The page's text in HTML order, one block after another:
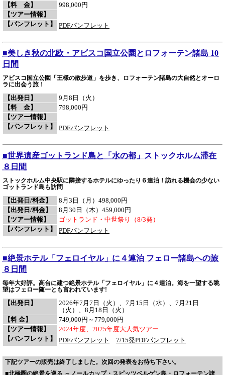
間』
の催行が決定しました。(1/14付)
催行決定
3/20発『～青く輝く氷の洞窟・スーパーブルーも訪れる～ アイスラン
新発表！
北極圏の絶景を巡る～ノールカップ・スピッツベルゲン島・ロフォー
テン諸島～ 11日間
新発表！
白夜のノールカップと４大フィヨルド 15日間
新発表！
絶景ホテル「フェロイヤル」に４連泊 フェロー諸島への旅 ８日間
7/7・7/21・8/18発 （12/18付）
【料 金】
998,000円
【ツアー情報】
【パンフレット】
PDFパンフレット
■美しき秋の北欧・アビスコ国立公園とロフォーテン諸島 10
日間
アビスコ国立公園「王様の散歩道」を歩き、ロフォーテン諸島の大自然とオーロ
ラに出会う旅！
【出発日】
9月8日（火）
【料 金】
798,000円
【ツアー情報】
【パンフレット】
PDFパンフレット
■世界遺産ゴットランド島と「水の都」ストックホルム滞在
８日間
ストックホルム中央駅に隣接するホテルにゆったり６連泊！訪れる機会の少ない
ゴットランド島も訪問
【出発日/料金】
8月3日（月）498,000円
【出発日/料金】
8月30日（木）459,000円
【ツアー情報】
ゴットランド・中世祭り（8/3発）
【パンフレット】
PDFパンフレット
■絶景ホテル「フェロイヤル」に４連泊 フェロー諸島への旅
８日間
毎年大好評。高台に建つ絶景ホテル「フェロイヤル」に４連泊。海を一望する眺
望はフェロー随一とも言われています!
【出発日】
2026年7月7日（火）、7月15日（水）、7月21日
（火）、8月18日（火）
【料 金】
749,000円～779,000円
【ツアー情報】
2024年度、2025年度大人気ツアー
【パンフレット】
PDFパンフレット 7/15発PDFパンフレット
下記ツアーの販売は終了しました。次回の発表をお待ち下さい。
■北極圏の絶景を巡る ～ノールカップ・スピッツベルゲン島・ロフォーテン諸